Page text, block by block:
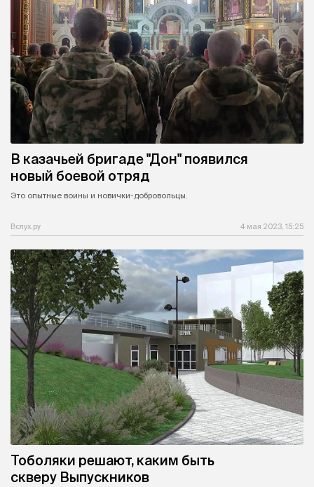
В казачьей бригаде "Дон" появился
новый боевой отряд
Это опытные воины и новички-добровольцы.
Вслух.ру 4 мая 2023, 15:25
Тоболяки решают, каким быть
скверу Выпускников